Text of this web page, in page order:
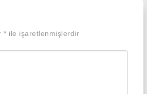
* ile işaretlenmişlerdir